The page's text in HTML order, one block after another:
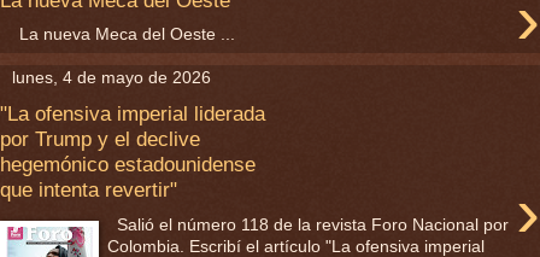
›
La nueva Meca del Oeste ...
lunes, 4 de mayo de 2026
"La ofensiva imperial liderada
por Trump y el declive
hegemónico estadounidense
que intenta revertir"
›
Salió el número 118 de la revista Foro Nacional por
Colombia. Escribí el artículo "La ofensiva imperial